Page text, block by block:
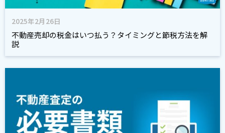
2025年2月26日
不動産売却の税金はいつ払う？タイミングと節税方法を解
説